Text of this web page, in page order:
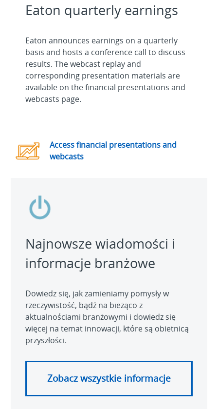
Eaton quarterly earnings
Eaton announces earnings on a quarterly
basis and hosts a conference call to discuss
results. The webcast replay and
corresponding presentation materials are
available on the financial presentations and
webcasts page.
Access financial presentations and
webcasts
Najnowsze wiadomości i
informacje branżowe
Dowiedz się, jak zamieniamy pomysły w
rzeczywistość, bądź na bieżąco z
aktualnościami branżowymi i dowiedz się
więcej na temat innowacji, które są obietnicą
przyszłości.
Zobacz wszystkie informacje